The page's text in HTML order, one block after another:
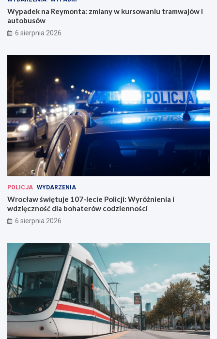
Wypadek na Reymonta: zmiany w kursowaniu tramwajów i
autobusów
6 sierpnia 2026
POLICJA WYDARZENIA
Wrocław świętuje 107-lecie Policji: Wyróżnienia i
wdzięczność dla bohaterów codzienności
6 sierpnia 2026